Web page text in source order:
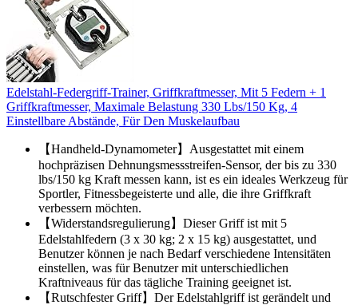
Edelstahl-Federgriff-Trainer, Griffkraftmesser, Mit 5 Federn + 1
Griffkraftmesser, Maximale Belastung 330 Lbs/150 Kg, 4
Einstellbare Abstände, Für Den Muskelaufbau
【Handheld-Dynamometer】Ausgestattet mit einem
hochpräzisen Dehnungsmessstreifen-Sensor, der bis zu 330
lbs/150 kg Kraft messen kann, ist es ein ideales Werkzeug für
Sportler, Fitnessbegeisterte und alle, die ihre Griffkraft
verbessern möchten.
【Widerstandsregulierung】Dieser Griff ist mit 5
Edelstahlfedern (3 x 30 kg; 2 x 15 kg) ausgestattet, und
Benutzer können je nach Bedarf verschiedene Intensitäten
einstellen, was für Benutzer mit unterschiedlichen
Kraftniveaus für das tägliche Training geeignet ist.
【Rutschfester Griff】Der Edelstahlgriff ist gerändelt und